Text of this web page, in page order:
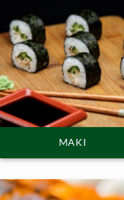
MAKI